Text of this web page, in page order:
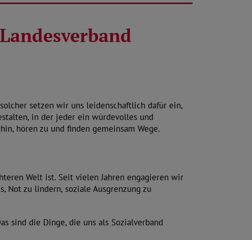
solcher setzen wir uns leidenschaftlich dafür ein,
in der jeder ein würdevolles und
hören zu und finden gemeinsam Wege.
Welt ist. Seit vielen Jahren engagieren wir
Not zu lindern, soziale Ausgrenzung zu
sind die Dinge, die uns als Sozialverband